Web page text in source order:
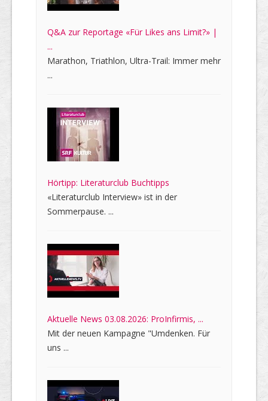
Q&A zur Reportage «Für Likes ans Limit?» |
...
Marathon, Triathlon, Ultra-Trail: Immer mehr
...
Hörtipp: Literaturclub Buchtipps
«Literaturclub Interview» ist in der
Sommerpause. ...
Aktuelle News 03.08.2026: ProInfirmis, ...
Mit der neuen Kampagne "Umdenken. Für
uns ...